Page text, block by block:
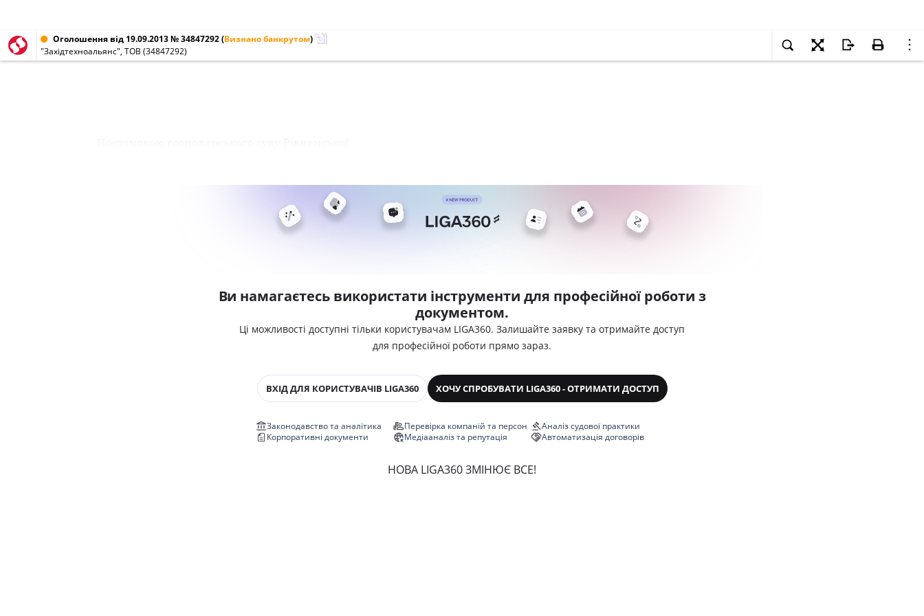
Оголошення від 19.09.2013 № 34847292(Визнано банкрутом)
"Західтехноальянс", ТОВ (34847292)
Ви намагаєтесь використати інструменти для професійної роботи з
документом.
Ці можливості доступні тільки користувачам LIGA360. Залишайте заявку та отримайте доступ
для професійної роботи прямо зараз.
ВХІД ДЛЯ КОРИСТУВАЧІВ LIGA360 ХОЧУ СПРОБУВАТИ LIGA360 - ОТРИМАТИ ДОСТУП
Законодавство та аналітика
Корпоративні документи
Перевірка компаній та персон
Медіааналіз та репутація
Аналіз судової практики
Автоматизація договорів
НОВА LIGA360 ЗМІНЮЄ ВСЕ!